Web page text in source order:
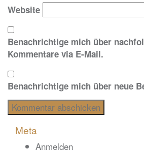
Website
Benachrichtige mich über
Kommentare via E-Mail.
Benachrichtige mich über neue
Meta
Anmelden